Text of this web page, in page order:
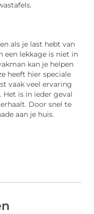
als je last hebt van
een lekkage is niet in
kan je helpen
heeft hier speciale
vaak veel ervaring
Het is in ieder geval
Door snel te
aan je huis.